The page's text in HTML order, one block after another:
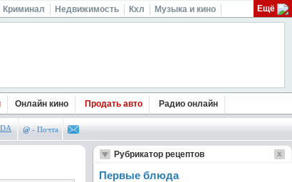
Криминал Недвижимость Кхл Музыка и кино Ещё
Онлайн кино Продать авто Радио онлайн
@ - Почта
Рубрикатор рецептов
Первые блюда